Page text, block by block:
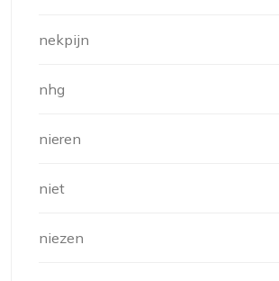
nekpijn
nhg
nieren
niet
niezen